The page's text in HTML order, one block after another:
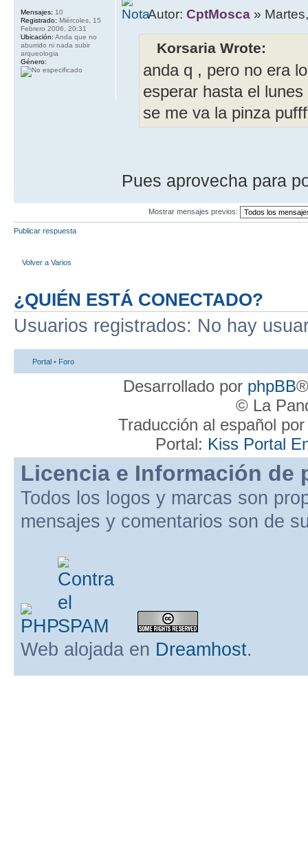
Autor:CptMosca »
Korsaria Wrote:
anda q , pero no era
esperar hasta el
se me va la pinza
Pues aprovecha para
Mensajes: 10
Registrado: Miércoles, 15
Febrero 2006, 20:31
Ubicación: Anda que no
aburrido ni nada subir
arqueologia
Género:
Mostrar mensajes previos:
Publicar respuesta
Volver a Varios
¿QUIÉN ESTÁ CONECTADO?
Usuarios registrados: No hay
Portal • Foro
Desarrollado por phpBB
© La
Traducción al español
Portal: Kiss Portal
Licencia e Información de
Todos los logos y marcas son
mensajes y comentarios son de
Web alojada en Dreamhost.